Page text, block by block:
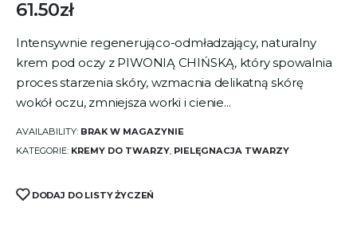
61.50zł
Intensywnie regenerująco-odmładzający, naturalny
krem pod oczy z PIWONIĄ CHIŃSKĄ, który spowalnia
proces starzenia skóry, wzmacnia delikatną skórę
wokół oczu, zmniejsza worki i cienie…
AVAILABILITY: BRAK W MAGAZYNIE
KATEGORIE: KREMY DO TWARZY, PIELĘGNACJA TWARZY
DODAJ DO LISTY ŻYCZEŃ